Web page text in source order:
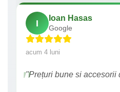
I
Ioan Hasas
Google
acum 4 luni
"Prețuri bune si accesorii